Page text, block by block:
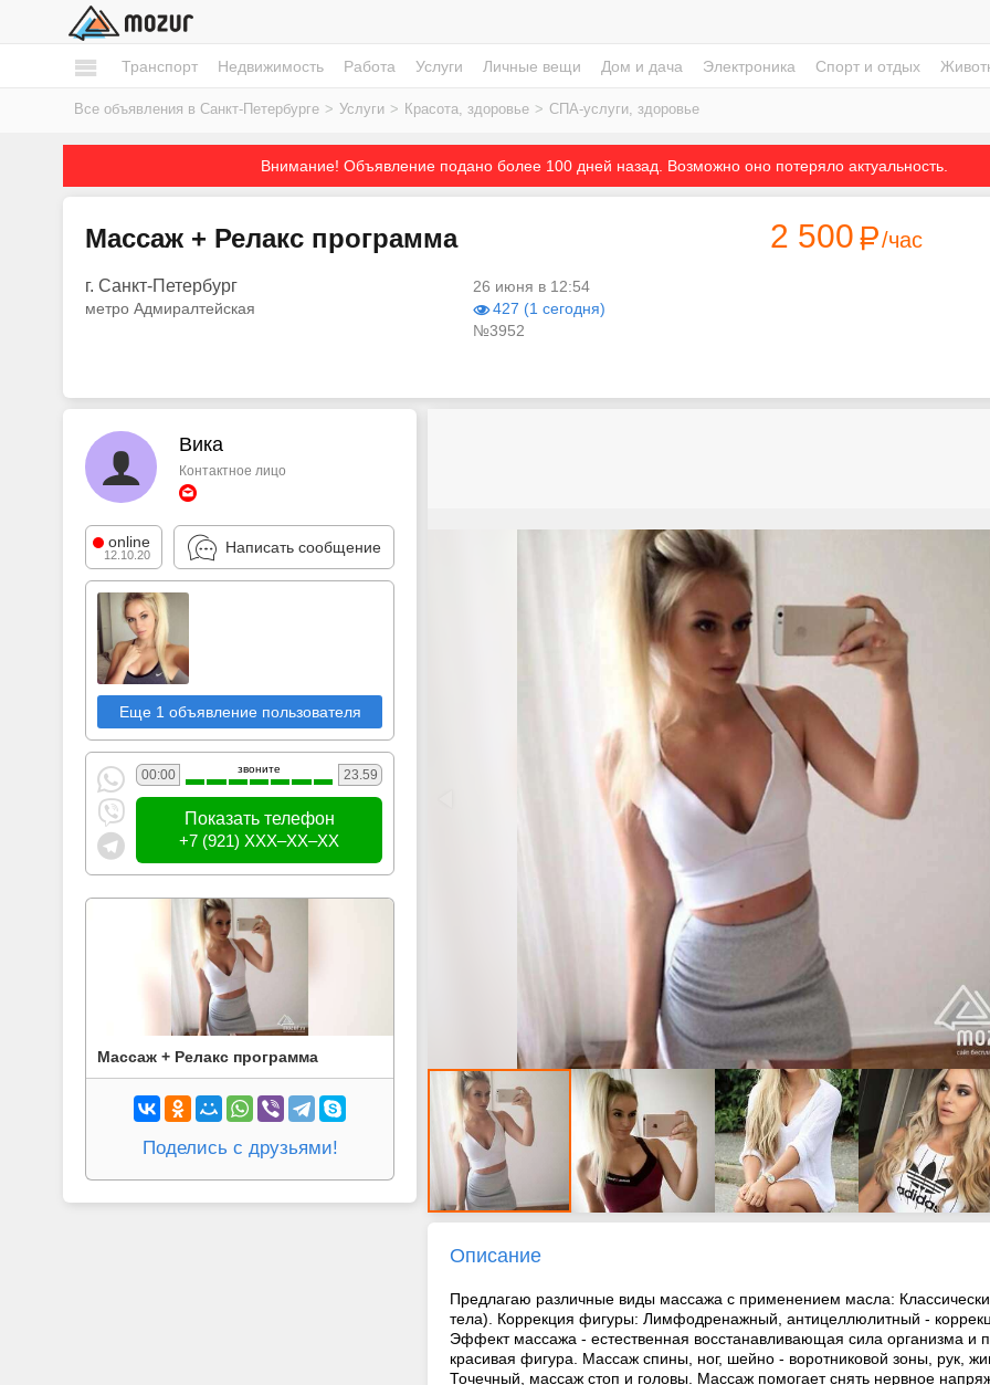
Транспорт Недвижимость Работа Услуги Личные вещи Дом и дача Электроника Спорт и отдых
Все объявления в Санкт-Петербурге > Услуги > Красота, здоровье > СПА-услуги, здоровье
Внимание! Объявление подано более 100 дней назад. Возможно оно потеряло актуальность.
Массаж + Релакс программа
г. Санкт-Петербург
метро Адмиралтейская
26 июня в 12:54
427 (1 сегодня)
№3952
2 500 /час
Вика
Контактное лицо
online
12.10.20 Написать сообщение
Еще 1 объявление пользователя
00:00 звоните 23.59
Показать телефон
+7 (921) XXX–XX–XX
Массаж + Релакс программа
Поделись с друзьями!
Описание
Предлагаю различные виды массажа с применением масла:
тела). Коррекция фигуры: Лимфодренажный, антицеллюлитный -
Эффект массажа - естественная восстанавливающая сила организма и
красивая фигура. Массаж спины, ног, шейно - воротниковой зоны, рук,
Точечный, массаж стоп и головы. Массаж помогает снять нервное